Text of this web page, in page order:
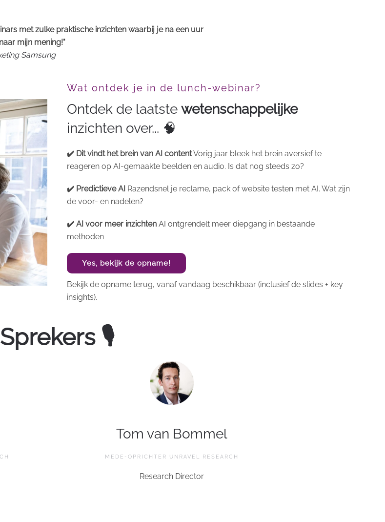
met zulke praktische inzichten waarbij je na een uur
mijn mening!"
Samsung
Wat ontdek je in de lunch-webinar?
Ontdek de laatste wetenschappelijke
inzichten over... 🧠
✔️ Dit vindt het brein van AI contentVorig jaar bleek het brein aversief te
reageren op AI-gemaakte beelden en audio. Is dat nog steeds zo?
✔️ Predictieve AI Razendsnel je reclame, pack of website testen met AI. Wat zijn
de voor- en nadelen?
✔️ AI voor meer inzichten AI ontgrendelt meer diepgang in bestaande
methoden
Yes, bekijk de opname!
Bekijk de opname terug, vanaf vandaag beschikbaar (inclusief de slides + key
insights).
Sprekers 🎙
Tom van Bommel
MEDE-OPRICHTER UNRAVEL RESEARCH
Research Director